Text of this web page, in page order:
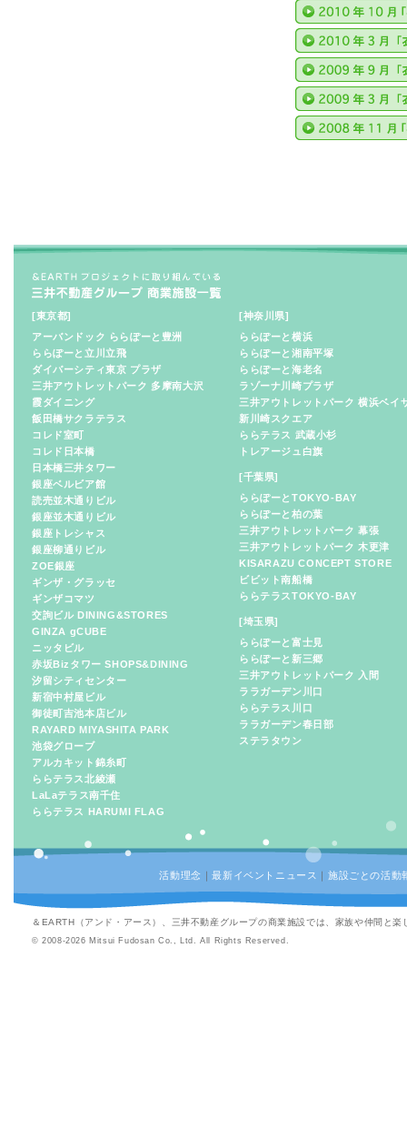
[東京都]
アーバンドック ららぽーと豊洲
ららぽーと立川立飛
ダイバーシティ東京 プラザ
三井アウトレットパーク 多摩南大沢
霞ダイニング
飯田橋サクラテラス
コレド室町
コレド日本橋
日本橋三井タワー
銀座ベルビア館
読売並木通りビル
銀座並木通りビル
銀座トレシャス
銀座柳通りビル
ZOE銀座
ギンザ・グラッセ
ギンザコマツ
交詢ビル DINING&STORES
GINZA gCUBE
ニッタビル
赤坂Bizタワー SHOPS&DINING
汐留シティセンター
新宿中村屋ビル
御徒町吉池本店ビル
RAYARD MIYASHITA PARK
池袋グローブ
アルカキット錦糸町
ららテラス北綾瀬
LaLaテラス南千住
ららテラス HARUMI FLAG
[神奈川県]
ららぽーと横浜
ららぽーと湘南平塚
ららぽーと海老名
ラゾーナ川崎プラザ
三井アウトレットパーク 横浜ベイ
新川崎スクエア
ららテラス 武蔵小杉
トレアージュ白旗
[千葉県]
ららぽーとTOKYO-BAY
ららぽーと柏の葉
三井アウトレットパーク 幕張
三井アウトレットパーク 木更津
KISARAZU CONCEPT STORE
ビビット南船橋
ららテラスTOKYO-BAY
[埼玉県]
ららぽーと富士見
ららぽーと新三郷
三井アウトレットパーク 入間
ララガーデン川口
ららテラス川口
ララガーデン春日部
ステラタウン
活動理念 ｜最新イベントニュース ｜ 施設ごとの活動
＆EARTH（アンド・アース）、三井不動産グループの商業施設では、家族や仲間と
© 2008-2026 Mitsui Fudosan Co., Ltd. All Rights Reserved.